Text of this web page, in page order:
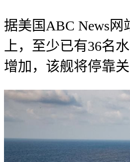
据美国ABC News
上，至少已有36名
增加，该舰将停靠